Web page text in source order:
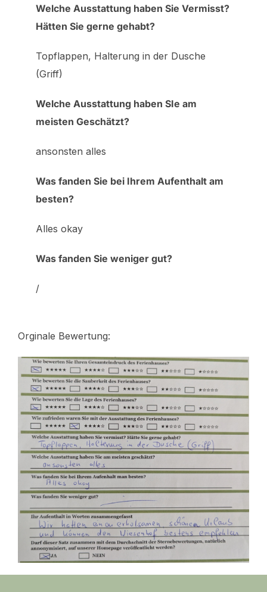
Welche Ausstattung haben Sie Vermisst?
Hätten Sie gerne gehabt?
Topflappen, Halterung in der Dusche
(Griff)
Welche Ausstattung haben SIe am
meisten Geschätzt?
ansonsten alles
Was fanden Sie bei Ihrem Aufenthalt am
besten?
Alles okay
Was fanden Sie weniger gut?
/
Orginale Bewertung: